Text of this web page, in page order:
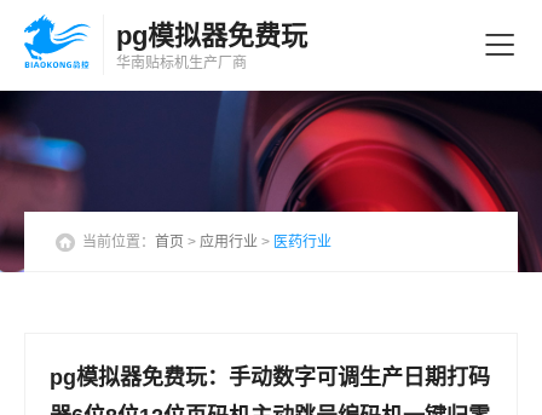
pg模拟器免费玩
华南贴标机生产厂商
当前位置： 首页 > 应用行业 > 医药行业
pg模拟器免费玩：手动数字可调生产日期打码